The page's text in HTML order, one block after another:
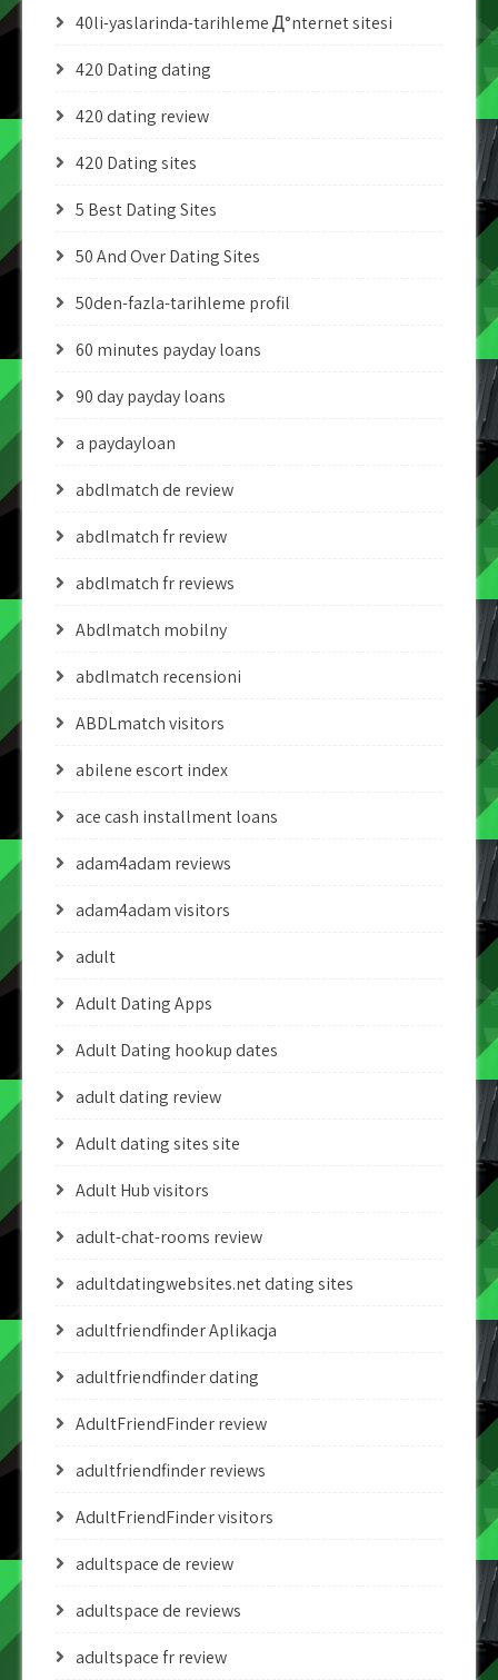
40li-yaslarinda-tarihleme Д°nternet sitesi
420 Dating dating
420 dating review
420 Dating sites
5 Best Dating Sites
50 And Over Dating Sites
50den-fazla-tarihleme profil
60 minutes payday loans
90 day payday loans
a paydayloan
abdlmatch de review
abdlmatch fr review
abdlmatch fr reviews
Abdlmatch mobilny
abdlmatch recensioni
ABDLmatch visitors
abilene escort index
ace cash installment loans
adam4adam reviews
adam4adam visitors
adult
Adult Dating Apps
Adult Dating hookup dates
adult dating review
Adult dating sites site
Adult Hub visitors
adult-chat-rooms review
adultdatingwebsites.net dating sites
adultfriendfinder Aplikacja
adultfriendfinder dating
AdultFriendFinder review
adultfriendfinder reviews
AdultFriendFinder visitors
adultspace de review
adultspace de reviews
adultspace fr review